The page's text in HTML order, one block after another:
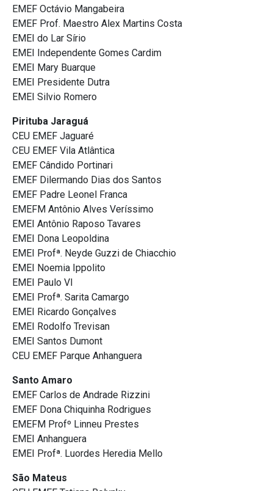
EMEF Octávio Mangabeira
EMEF Prof. Maestro Alex Martins Costa
EMEI do Lar Sírio
EMEI Independente Gomes Cardim
EMEI Mary Buarque
EMEI Presidente Dutra
EMEI Silvio Romero
Pirituba Jaraguá
CEU EMEF Jaguaré
CEU EMEF Vila Atlântica
EMEF Cândido Portinari
EMEF Dilermando Dias dos Santos
EMEF Padre Leonel Franca
EMEFM Antônio Alves Veríssimo
EMEI Antônio Raposo Tavares
EMEI Dona Leopoldina
EMEI Profª. Neyde Guzzi de Chiacchio
EMEI Noemia Ippolito
EMEI Paulo VI
EMEI Profª. Sarita Camargo
EMEI Ricardo Gonçalves
EMEI Rodolfo Trevisan
EMEI Santos Dumont
CEU EMEF Parque Anhanguera
Santo Amaro
EMEF Carlos de Andrade Rizzini
EMEF Dona Chiquinha Rodrigues
EMEFM Profº Linneu Prestes
EMEI Anhanguera
EMEI Profª. Luordes Heredia Mello
São Mateus